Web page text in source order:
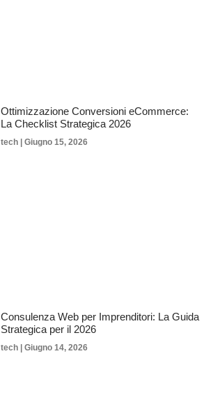
Ottimizzazione Conversioni eCommerce:
La Checklist Strategica 2026
tech Giugno 15, 2026
Consulenza Web per Imprenditori: La Guida
Strategica per il 2026
tech Giugno 14, 2026